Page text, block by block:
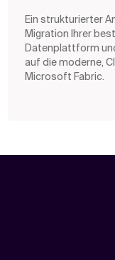
Ein strukturierter
Migration Ihrer
Datenplattform
auf die moderne,
Microsoft Fabric.